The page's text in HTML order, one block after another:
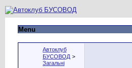
Menu
Автоклуб
БУСОВОД >
Загальні